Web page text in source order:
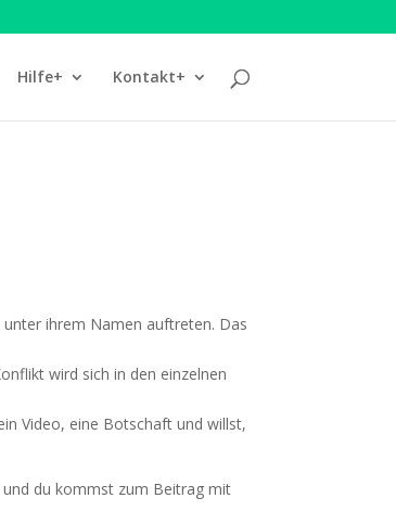
Hilfe+ Kontakt+
ihrem Namen auf­tre­ten. Das
wird sich in den ein­zel­nen
Video, eine Bot­schaft und willst,
und du kommst zum Bei­trag mit